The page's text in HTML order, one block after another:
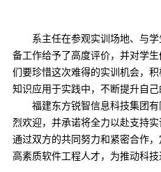
系主任在参观实训场地、与
备工作给予了高度评价，并对学
们要珍惜这次难得的实训机会，
知识应用于实践中，不断提升自己
福建东方锐智信息科技集团
烈欢迎，并承诺将全力以赴支持实
通过双方的共同努力和紧密合作
高素质软件工程人才，为推动科技